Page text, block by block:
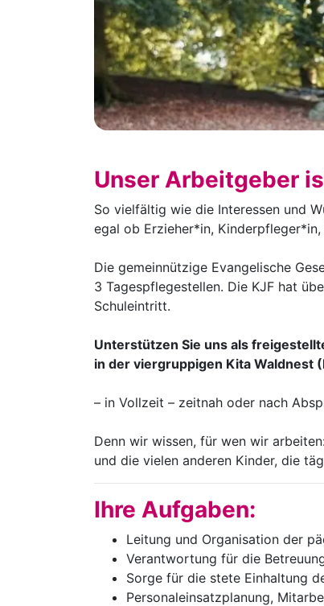
Unser Arbeitgeber
So vielfältig wie die Interessen und
egal ob Erzieher*in,
Die gemeinnützige Evangelische
3 Tagespflegestellen. Die KJF hat
Schuleintritt.
Unterstützen Sie uns als
in der viergruppigen Kita Waldnest
– in Vollzeit – zeitnah oder nach
Denn wir wissen, für wen wir
und die vielen anderen Kinder, die
Ihre Aufgaben:
Leitung und Organisation der
Verantwortung für die
Sorge für die stete Einhaltung
Personaleinsatzplanung,